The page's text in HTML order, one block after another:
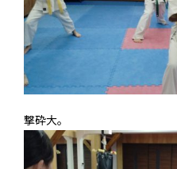
撃砕大。